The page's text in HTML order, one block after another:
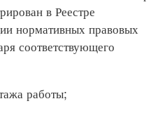
в Реестре
нормативных правовых
соответствующего
работы;